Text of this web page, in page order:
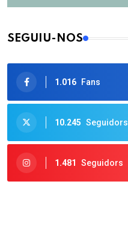
SEGUIU-NOS
1.016 Fans
10.245 Seguidors
1.481 Seguidors